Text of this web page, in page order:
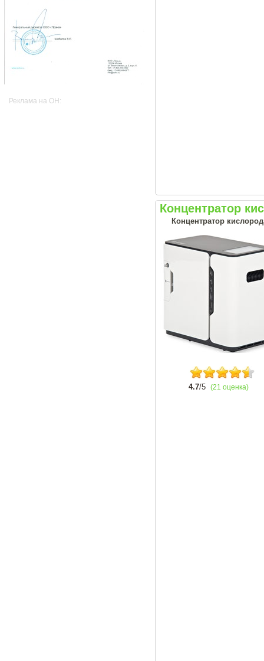
Реклама на OH:
Концентратор
Концентратор
4.7/5 (21 оценка)